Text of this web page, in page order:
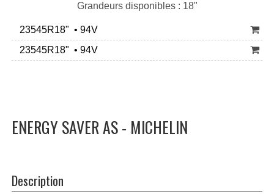
Grandeurs disponibles : 18"
23545R18" • 94V
23545R18" • 94V
ENERGY SAVER AS - MICHELIN
Description